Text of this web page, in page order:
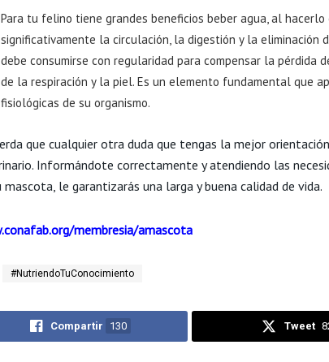
Para tu felino tiene grandes beneficios beber agua, al
significativamente la circulación, la digestión y la eliminación
debe consumirse con regularidad para compensar la pérdida
de la respiración y la piel. Es un elemento fundamental que
fisiológicas de su organismo.
que cualquier otra duda que tengas la mejor
Informándote correctamente y atendiendo las
mascota, le garantizarás una larga y buena calidad de vida.
membresia/amascota
#NutriendoTuConocimiento
Compartir 130 Tweet